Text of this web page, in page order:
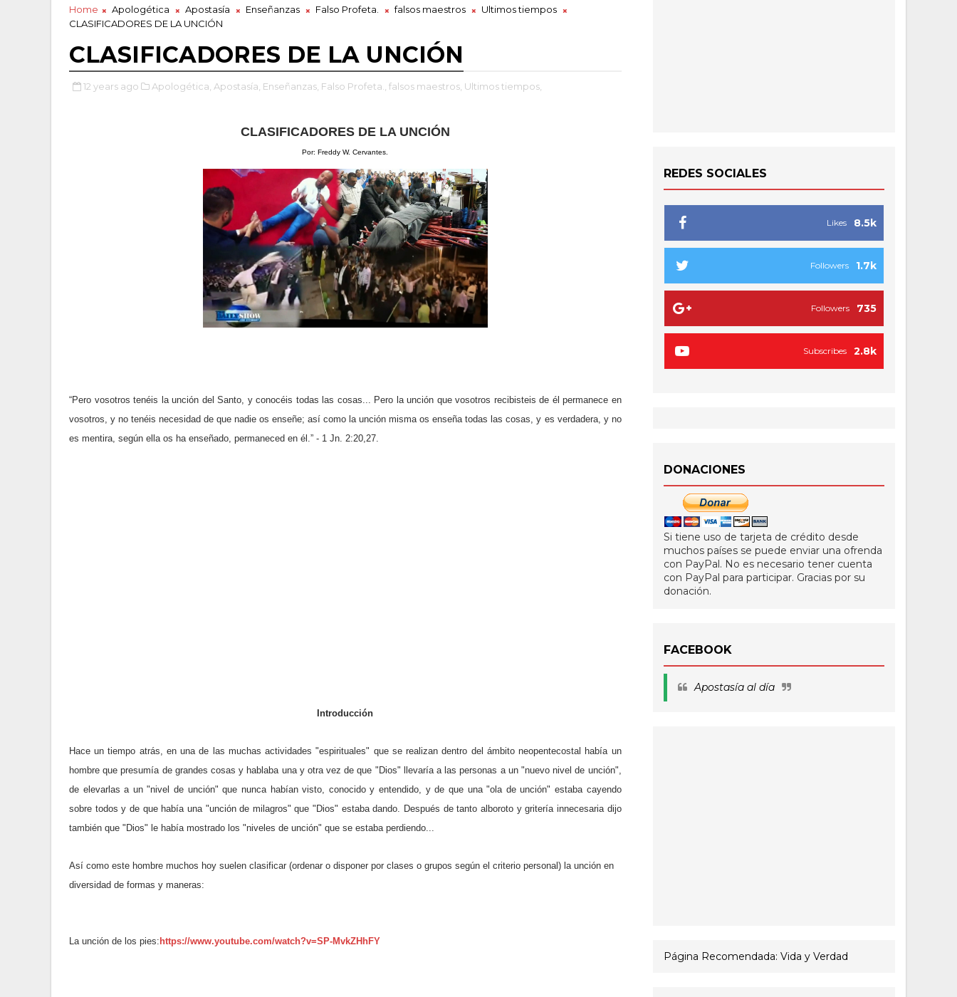
Home Apologética Apostasía Enseñanzas Falso Profeta. falsos maestros
Ultimos tiempos
CLASIFICADORES DE LA UNCIÓN
CLASIFICADORES DE LA UNCIÓN
12 years ago Apologética, Apostasía, Enseñanzas, Falso Profeta., falsos maestros, Ultimos tiempos,
CLASIFICADORES DE LA UNCIÓN
Por: Freddy W. Cervantes
“Pero vosotros tenéis la unción del Santo, y conocéis todas las cosas... Pero la unción que vosotros recibisteis de él permanece en
vosotros, y no tenéis necesidad de que nadie os enseñe; así como la unción misma os enseña todas las cosas, y es verdadera, y no
es mentira, según ella os ha enseñado, permaneced en él.” - 1 Jn. 2:20,27.
Introducción
Hace un tiempo atrás, en una de las muchas actividades "espirituales" que se realizan dentro del ámbito neopentecostal había un
hombre que presumía de grandes cosas y hablaba una y otra vez de que "Dios" llevaría a las personas a un "nuevo nivel de unción",
de elevarlas a un "nivel de unción" que nunca habían visto, conocido y entendido, y de que una "ola de unción" estaba cayendo
sobre todos y de que había una "unción de milagros" que "Dios" estaba dando. Después de tanto alboroto y gritería innecesaria dijo
también que "Dios" le había mostrado los "niveles de unción" que se estaba perdiendo...
Así como este hombre muchos hoy suelen clasificar (ordenar o disponer por clases o grupos según el criterio personal) la unción en
diversidad de formas y maneras:
La unción de los pies: https://www.youtube.com/watch?v=SP-MvkZHhFY
REDES SOCIALES
8.5k
Likes
1.7k
Followers
735
Followers
2.8k
Subscribes
DONACIONES
Si tiene uso de tarjeta de crédito desde
muchos países se puede enviar una ofrenda
con PayPal. No es necesario tener cuenta
con PayPal para participar. Gracias por su
donación.
FACEBOOK
Apostasía al día
Página Recomendada: Vida y Verdad